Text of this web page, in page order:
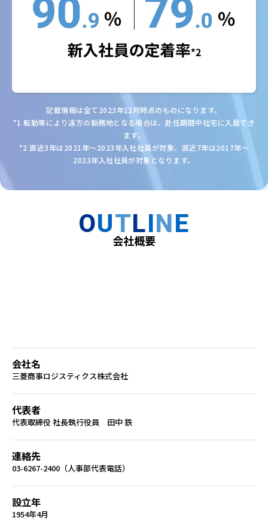
記載情報は全て2023年12月時点のものになります。
*1 転勤等により遠方の勤務地となる場合は、赴任期間中社宅に入居でき
ます。
*2 直近3年は2021年～2023年入社社員が対象、直近7年は2017年～
2023年入社社員が対象となります。
OUTLINE
会社概要
会社名
三菱商事ロジスティクス株式会社
代表者
代表取締役 社長執行役員 田中 鉄
連絡先
03-6267-2400（人事部代表電話）
設立年
1954年4月